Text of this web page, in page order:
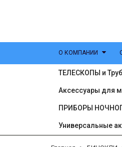
О КОМПАНИИ
ТЕЛЕСКОПЫ и
Аксессуары для
ПРИБОРЫ
Универсальные